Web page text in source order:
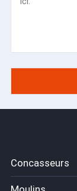
Concasseurs